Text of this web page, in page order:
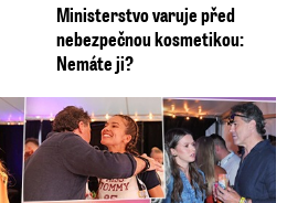
Ministerstvo varuje před
nebezpečnou kosmetikou:
Nemáte ji?
Jágr přišel s Dominikou, ale...